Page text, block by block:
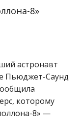
8»
астронавт
Пьюджет-Саунд
которому
8» —